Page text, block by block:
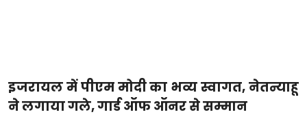
इजरायल में पीएम मोदी का भव्य स्वागत, नेतन्याहू
ने लगाया गले, गार्ड ऑफ ऑनर से सम्मान